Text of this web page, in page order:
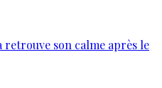
retrouve son calme après le